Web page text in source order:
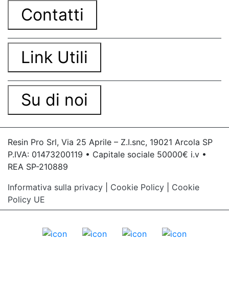
Contatti
Link Utili
Su di noi
Resin Pro Srl, Via 25 Aprile – Z.I.snc, 19021 Arcola SP
P.IVA: 01473200119 • Capitale sociale 50000€ i.v •
REA SP-210889
Informativa sulla privacy
Cookie Policy
Cookie
Policy UE